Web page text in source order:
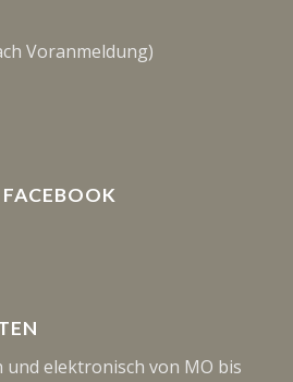
Voranmeldung)
elektronisch von MO bis